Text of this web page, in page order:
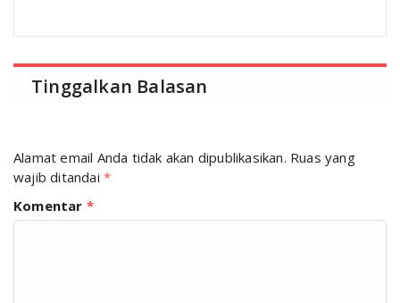
Tinggalkan Balasan
Alamat email Anda tidak akan dipublikasikan. Ruas yang
wajib ditandai *
Komentar *